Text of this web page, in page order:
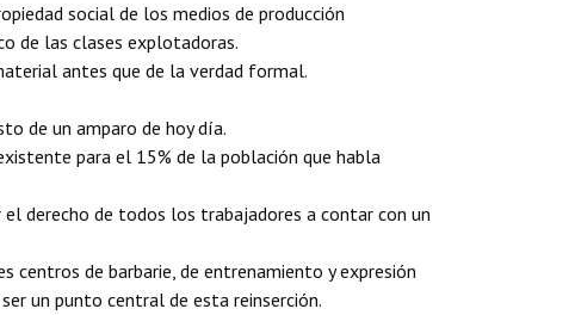
social de los medios de producción
de las clases explotadoras.
antes que de la verdad formal.
de un amparo de hoy día.
para el 15% de la población que habla
el derecho de todos los trabajadores a contar con un
centros de barbarie, de entrenamiento y expresión
un punto central de esta reinserción.